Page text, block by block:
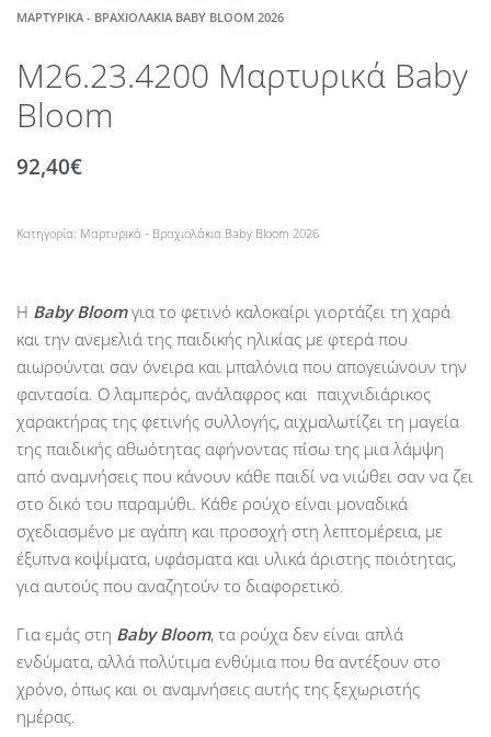
ΜΑΡΤΥΡΙΚΆ - ΒΡΑΧΙΟΛΆΚΙΑ BABY BLOOM 2026
M26.23.4200 Μαρτυρικά Baby
Bloom
92,40€
Κατηγορία: Μαρτυρικά - Βραχιολάκια Baby Bloom 2026
Η Baby Bloom για το φετινό καλοκαίρι γιορτάζει τη χαρά
και την ανεμελιά της παιδικής ηλικίας με φτερά που
αιωρούνται σαν όνειρα και μπαλόνια που απογειώνουν την
φαντασία. Ο λαμπερός, ανάλαφρος και παιχνιδιάρικος
χαρακτήρας της φετινής συλλογής, αιχμαλωτίζει τη μαγεία
της παιδικής αθωότητας αφήνοντας πίσω της μια λάμψη
από αναμνήσεις που κάνουν κάθε παιδί να νιώθει σαν να ζει
στο δικό του παραμύθι. Κάθε ρούχο είναι μοναδικά
σχεδιασμένο με αγάπη και προσοχή στη λεπτομέρεια, με
έξυπνα κοψίματα, υφάσματα και υλικά άριστης ποιότητας,
για αυτούς που αναζητούν το διαφορετικό.
Για εμάς στη Baby Bloom, τα ρούχα δεν είναι απλά
ενδύματα, αλλά πολύτιμα ενθύμια που θα αντέξουν στο
χρόνο, όπως και οι αναμνήσεις αυτής της ξεχωριστής
ημέρας.